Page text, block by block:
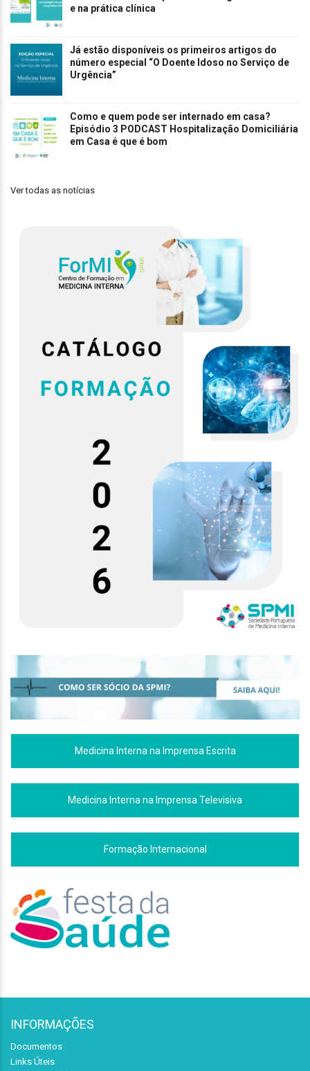
e na prática clínica
Já estão disponíveis os primeiros artigos do
número especial “O Doente Idoso no Serviço de
Urgência”
Como e quem pode ser internado em casa?
Episódio 3 PODCAST Hospitalização Domiciliária
em Casa é que é bom
Ver todas as notícias
Medicina Interna na Imprensa Escrita
Medicina Interna na Imprensa Televisiva
Formação Internacional
INFORMAÇÕES
Documentos
Links Úteis